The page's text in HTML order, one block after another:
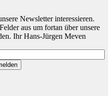
Newsletter interessieren.
aus um fortan über unsere
Ihr Hans-Jürgen Meven